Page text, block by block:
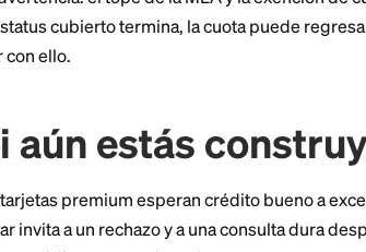
pagando la cuota de $695, esos
La misma lógica aplica a la Sapphire
compensar la mayor parte de la cuota